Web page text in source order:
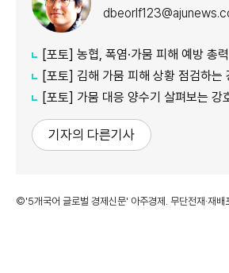
[포토] 농협, 폭염·가뭄 피해 예방 총력…
[포토] 김해 가뭄 피해 상황 점검하는
[포토] 가뭄 대응 양수기 살펴보는 강호
기자의 다른기사
©'5개국어 글로벌 경제신문' 아주경제. 무단전재·재배